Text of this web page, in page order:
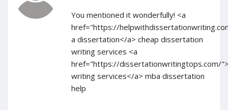
You mentioned it wonderfully! <a
href="https://
a dissertation</a> cheap dissertation
writing services <a
href="https://dissertationwritingtops.com/
writing services</a> mba dissertation
help